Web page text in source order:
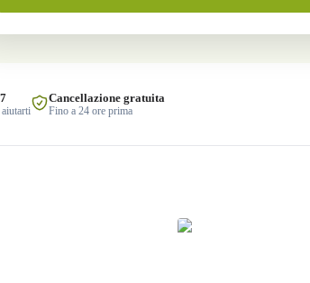
Cancellazione gratuita
Fino a 24 ore prima